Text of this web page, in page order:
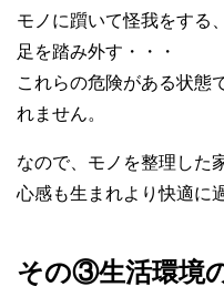
モノに躓いて怪我をする
足を踏み外す・・・
これらの危険がある状態
れません。
なので、モノを整理した
心感も生まれより快適に
その③生活環境